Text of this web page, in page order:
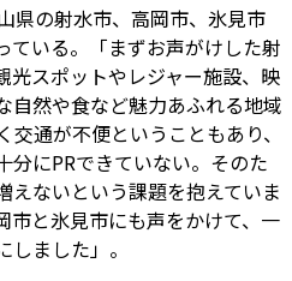
県の射水市、高岡市、氷見市
ている。「まずお声がけした射
光スポットやレジャー施設、映
自然や食など魅力あふれる地域
通が不便ということもあり、
分にPRできていない。そのた
えないという課題を抱えていま
市と氷見市にも声をかけて、一
ました」。